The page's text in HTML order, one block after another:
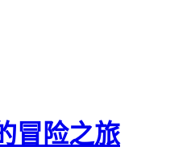
冒险之旅